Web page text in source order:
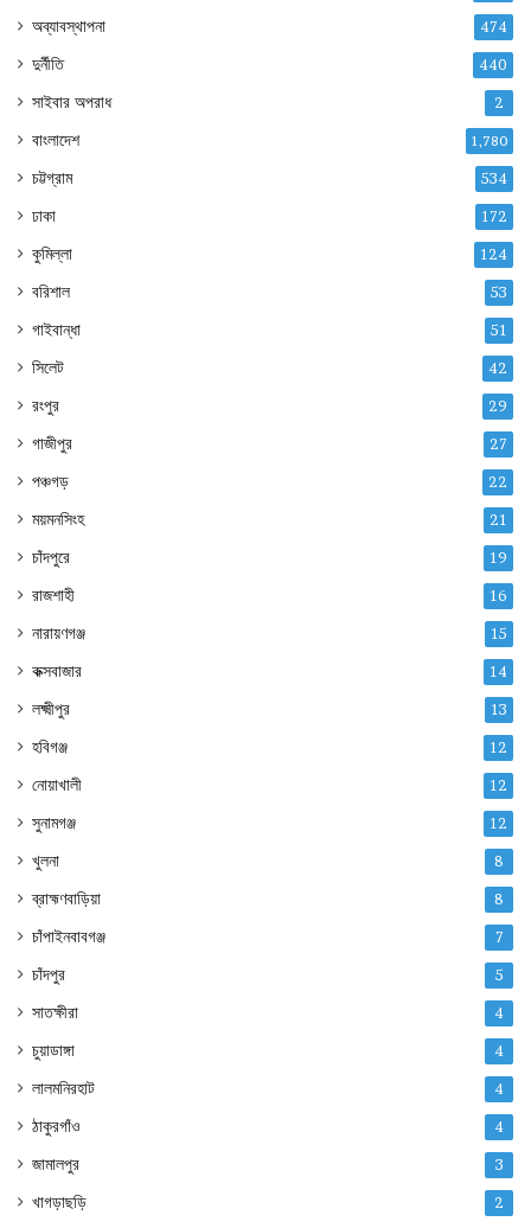
অব্যাবস্থাপনা 474
দুর্নীতি 440
সাইবার অপরাধ 2
বাংলাদেশ 1,780
চট্টগ্রাম 534
ঢাকা 172
কুমিল্লা 124
বরিশাল 53
গাইবান্ধা 51
সিলেট 42
রংপুর 29
গাজীপুর 27
পঞ্চগড় 22
ময়মনসিংহ 21
চাঁদপুরে 19
রাজশাহী 16
নারায়ণগঞ্জ 15
কক্সবাজার 14
লক্ষ্মীপুর 13
হবিগঞ্জ 12
নোয়াখালী 12
সুনামগঞ্জ 12
খুলনা 8
ব্রাহ্মণবাড়িয়া 8
চাঁপাইনবাবগঞ্জ 7
চাঁদপুর 5
সাতক্ষীরা 4
চুয়াডাঙ্গা 4
লালমনিরহাট 4
ঠাকুরগাঁও 4
জামালপুর 3
খাগড়াছড়ি 2